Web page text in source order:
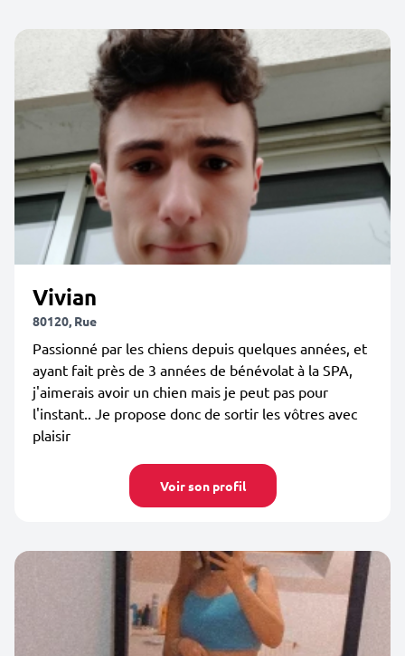
Vivian
80120, Rue
Passionné par les chiens depuis quelques années, et
ayant fait près de 3 années de bénévolat à la SPA,
j'aimerais avoir un chien mais je peut pas pour
l'instant.. Je propose donc de sortir les vôtres avec
plaisir
Voir son profil